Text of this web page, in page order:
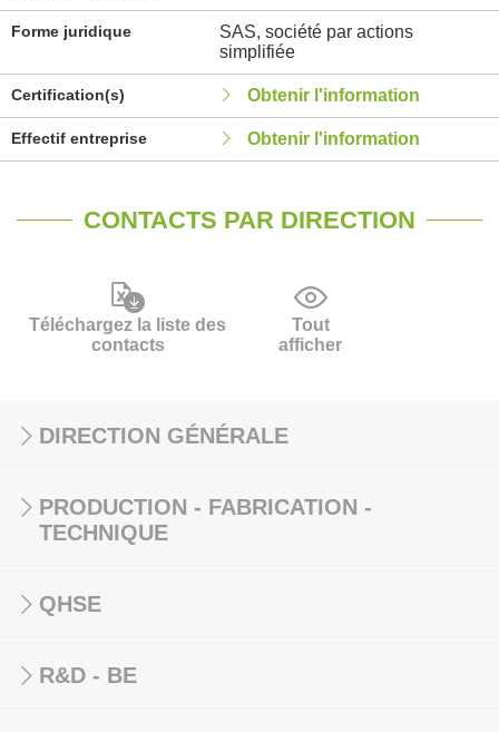
Forme juridique
SAS, société par actions
simplifiée
Certification(s) Obtenir l'information
Effectif entreprise Obtenir l'information
CONTACTS PAR DIRECTION
Téléchargez la liste des
contacts
Tout
afficher
DIRECTION GÉNÉRALE
PRODUCTION - FABRICATION -
TECHNIQUE
QHSE
R&D - BE